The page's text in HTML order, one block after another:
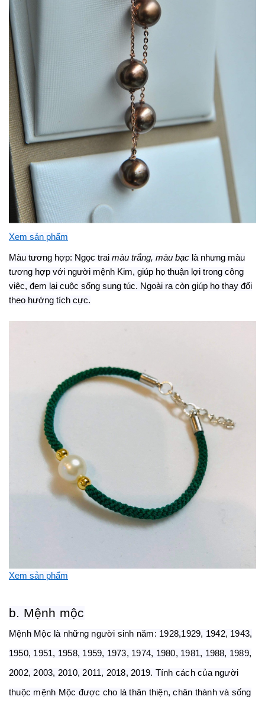
Xem sản phẩm
Màu tương hợp: Ngọc trai màu trắng, màu bạc là nhưng màu
tương hợp với người mệnh Kim, giúp họ thuận lợi trong công
việc, đem lại cuộc sống sung túc. Ngoài ra còn giúp họ thay đổi
theo hướng tích cực.
Xem sản phẩm
b. Mệnh mộc
Mệnh Mộc là những người sinh năm: 1928,1929, 1942, 1943,
1950, 1951, 1958, 1959, 1973, 1974, 1980, 1981, 1988, 1989,
2002, 2003, 2010, 2011, 2018, 2019. Tính cách của người
thuộc mệnh Mộc được cho là thân thiện, chân thành và sống